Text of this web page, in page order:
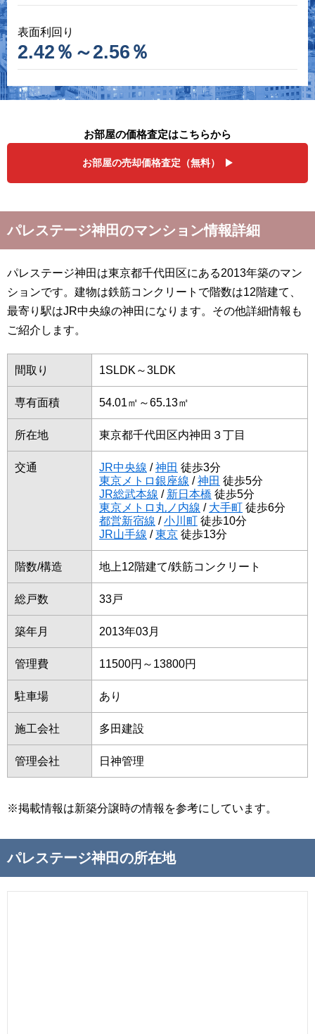
表面利回り
2.42％～2.56％
お部屋の価格査定はこちらから
お部屋の売却価格査定（無料）
パレステージ神田のマンション情報詳細
パレステージ神田は東京都千代田区にある2013年築のマン
ションです。建物は鉄筋コンクリートで階数は12階建て、
最寄り駅はJR中央線の神田になります。その他詳細情報も
ご紹介します。
間取り 1SLDK～3LDK
専有面積 54.01㎡～65.13㎡
所在地 東京都千代田区内神田３丁目
交通 JR中央線 /神田 徒歩3分
東京メトロ銀座線 /神田 徒歩5分
JR総武本線 / 新日本橋 徒歩5分
東京メトロ丸ノ内線 / 大手町 徒歩6分
都営新宿線 /小川町 徒歩10分
JR山手線 /東京 徒歩13分
階数/構造 地上12階建て/鉄筋コンクリート
総戸数 33戸
築年月 2013年03月
管理費 11500円～13800円
駐車場 あり
施工会社 多田建設
管理会社 日神管理
※掲載情報は新築分譲時の情報を参考にしています。
パレステージ神田の所在地